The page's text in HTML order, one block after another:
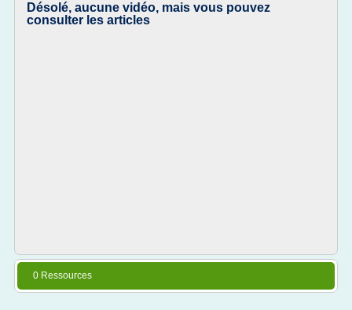
Désolé, aucune vidéo, mais vous pouvez
consulter les articles
0 Ressources